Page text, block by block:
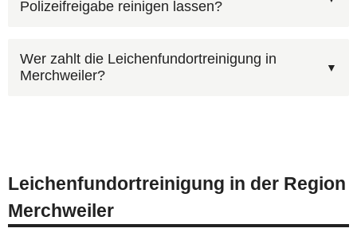
bedenkenlos einziehen können.
unbeschriftet. In Merchweiler und überall in
Fahrzeuge noch Mitarbeiter Rückschlüsse auf
die Art des Auftrags zulassen.
Polizeifreigabe reinigen lassen?
Bei einem Todesfall mit polizeilicher Ermittlung
muss die Wohnung in Merchweiler erst von der
Wer zahlt die Leichenfundortreinigung in
Merchweiler?
Kosten Sie rechnen müssen. Rufen Sie uns unter
0800 6003005an oder nutzen Sie das
Leichenfundortreinigung in der Region
Merchweiler